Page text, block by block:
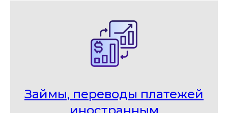
Займы, переводы платежей